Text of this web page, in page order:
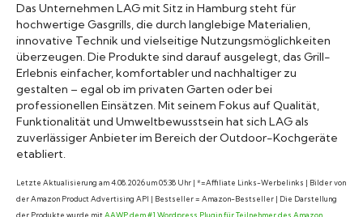
Das Unternehmen LAG mit Sitz in Hamburg steht für
hochwertige Gasgrills, die durch langlebige Materialien,
innovative Technik und vielseitige Nutzungsmöglichkeiten
überzeugen. Die Produkte sind darauf ausgelegt, das Grill-
Erlebnis einfacher, komfortabler und nachhaltiger zu
gestalten – egal ob im privaten Garten oder bei
professionellen Einsätzen. Mit seinem Fokus auf Qualität,
Funktionalität und Umweltbewusstsein hat sich LAG als
zuverlässiger Anbieter im Bereich der Outdoor-Kochgeräte
etabliert.
Letzte Aktualisierung am 4.08.2026 um 05:38 Uhr | *=Affiliate Links-Werbelinks | Bilder von
der Amazon Product Advertising API | Bestseller = Amazon-Bestseller | Die Darstellung
der Produkte wurde mitAAWP dem #1 Wordpress Plugin für Teilnehmer des Amazon